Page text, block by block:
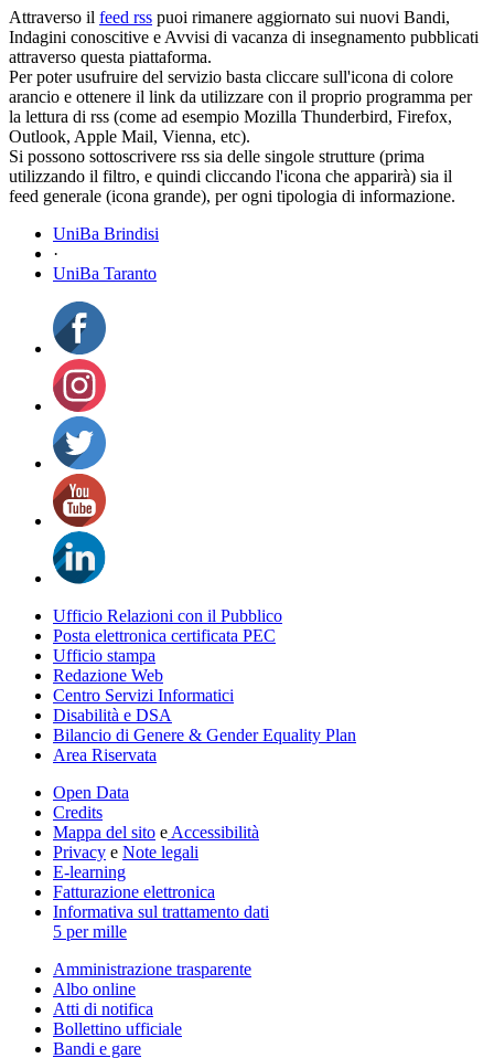
Attraverso il feed rss puoi rimanere aggiornato sui nuovi Bandi,
Indagini conoscitive e Avvisi di vacanza di insegnamento pubblicati
attraverso questa piattaforma.
Per poter usufruire del servizio basta cliccare sull'icona di colore
arancio e ottenere il link da utilizzare con il proprio programma per
la lettura di rss (come ad esempio Mozilla Thunderbird, Firefox,
Outlook, Apple Mail, Vienna, etc).
Si possono sottoscrivere rss sia delle singole strutture (prima
utilizzando il filtro, e quindi cliccando l'icona che apparirà) sia il
feed generale (icona grande), per ogni tipologia di informazione.
UniBa Brindisi
·
UniBa Taranto
Ufficio Relazioni con il Pubblico
Posta elettronica certificata PEC
Ufficio stampa
Redazione Web
Centro Servizi Informatici
Disabilità e DSA
Bilancio di Genere & Gender Equality Plan
Area Riservata
Open Data
Credits
Mappa del sito e Accessibilità
Privacy e Note legali
E-learning
Fatturazione elettronica
Informativa sul trattamento dati
5 per mille
Amministrazione trasparente
Albo online
Atti di notifica
Bollettino ufficiale
Bandi e gare